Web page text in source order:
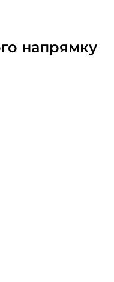
напрямку